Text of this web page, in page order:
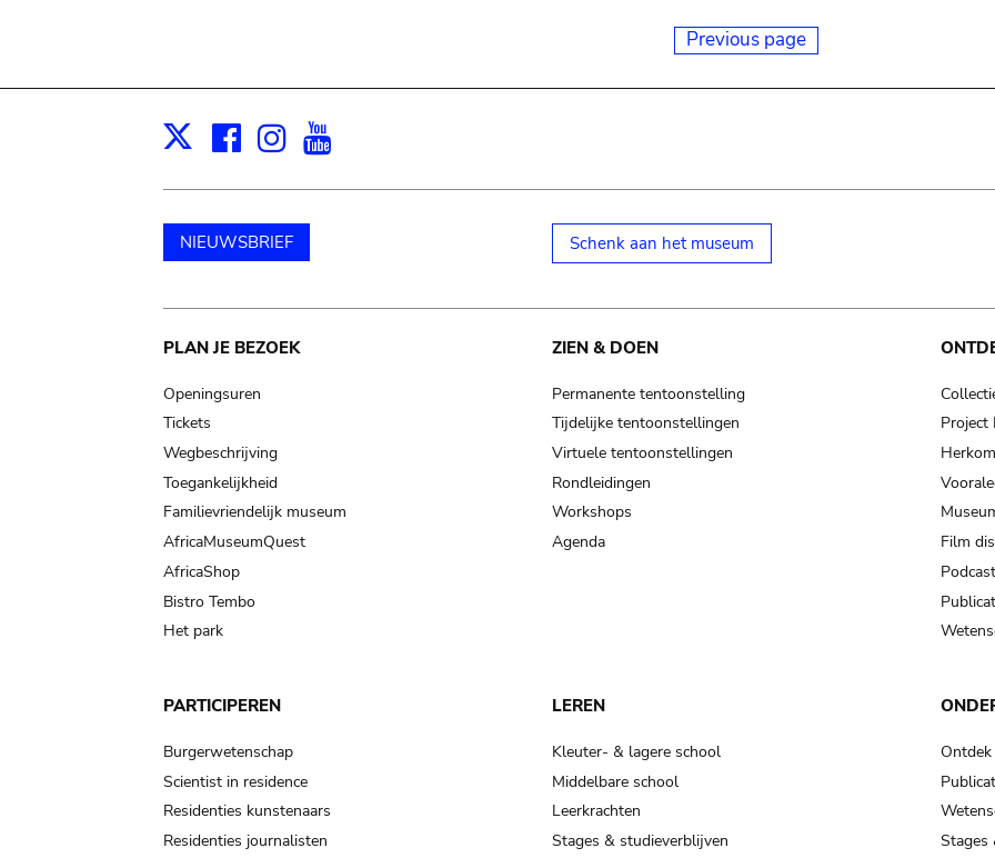
Previous page
X Facebook
Instagram
NIEUWSBRIEF Schenk aan het museum
Main
navigation
PLAN JE BEZOEK
Openingsuren
Tickets
Wegbeschrijving
Toegankelijkheid
Familievriendelijk museum
AfricaMuseumQuest
AfricaShop
Bistro Tembo
Het park
ZIEN & DOEN
Permanente tentoonstelling
Tijdelijke tentoonstellingen
Virtuele tentoonstellingen
Rondleidingen
Workshops
Agenda
Project
Film
PARTICIPEREN
Burgerwetenschap
Scientist in residence
Residenties kunstenaars
Residenties journalisten
LEREN
Kleuter- & lagere school
Middelbare school
Leerkrachten
Stages & studieverblijven
Stages